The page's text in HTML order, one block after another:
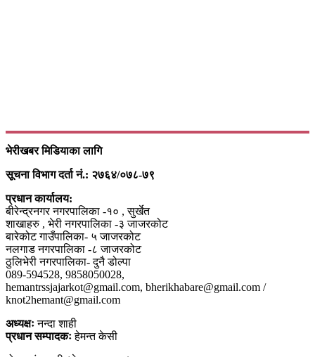
भेरीखबर मिडियाका लागि
सूचना विभाग दर्ता नं.: २७६४/०७८-७९
प्रधान कार्यालय:
बीरेन्द्रनगर नगरपालिका -१० , सुर्खेत
शाखाहरु , भेरी नगरपालिका -३ जाजरकोट
बारेकोट गाउँपालिका- ५ जाजरकोट
नलगाड नगरपालिका -८ जाजरकोट
ठुलिभेरी नगरपालिका- दुनै डोल्पा
089-594528, 9858050028,
hemantrssjajarkot@gmail.com, bherikhabare@gmail.com /
knot2hemant@gmail.com
अध्यक्षःनन्दा शाही
प्रधान सम्पादकःहेमन्त केसी